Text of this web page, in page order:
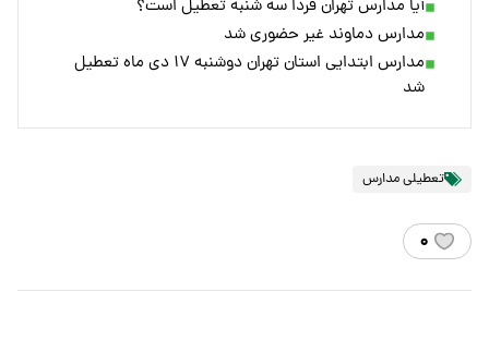
آیا مدارس تهران فردا سه شنبه تعطیل است؟
مدارس دماوند غیر حضوری شد
مدارس ابتدایی استان تهران دوشنبه ۱۷ دی ماه تعطیل
شد
تعطیلی مدارس
۰